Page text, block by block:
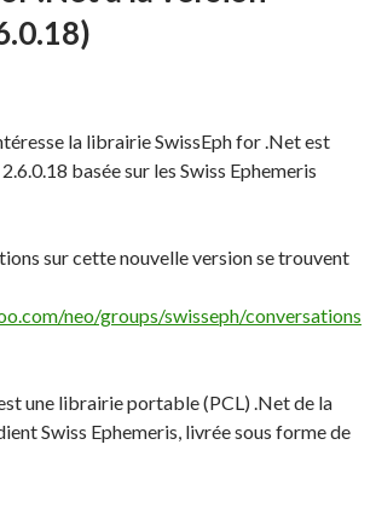
la librairie SwissEph for .Net est
basée sur les Swiss Ephemeris
sur cette nouvelle version se trouvent
neo/groups/swisseph/conversations
une librairie portable (PCL) .Net de la
Swiss Ephemeris, livrée sous forme de